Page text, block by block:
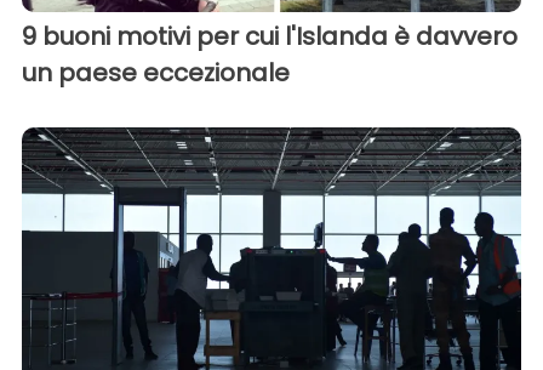
9 buoni motivi per cui l'Islanda è davvero
un paese eccezionale